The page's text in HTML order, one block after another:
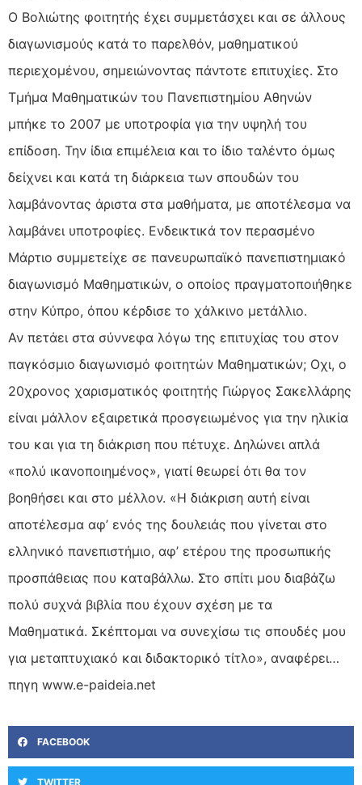
Ο Βολιώτης φοιτητής έχει συμμετάσχει και σε άλλους
διαγωνισμούς κατά το παρελθόν, μαθηματικού
περιεχομένου, σημειώνοντας πάντοτε επιτυχίες. Στο
Τμήμα Μαθηματικών του Πανεπιστημίου Αθηνών
μπήκε το 2007 με υποτροφία για την υψηλή του
επίδοση. Την ίδια επιμέλεια και το ίδιο ταλέντο όμως
δείχνει και κατά τη διάρκεια των σπουδών του
λαμβάνοντας άριστα στα μαθήματα, με αποτέλεσμα να
λαμβάνει υποτροφίες. Ενδεικτικά τον περασμένο
Μάρτιο συμμετείχε σε πανευρωπαϊκό πανεπιστημιακό
διαγωνισμό Μαθηματικών, ο οποίος πραγματοποιήθηκε
στην Κύπρο, όπου κέρδισε το χάλκινο μετάλλιο.
Αν πετάει στα σύννεφα λόγω της επιτυχίας του στον
παγκόσμιο διαγωνισμό φοιτητών Μαθηματικών; Οχι, ο
20χρονος χαρισματικός φοιτητής Γιώργος Σακελλάρης
είναι μάλλον εξαιρετικά προσγειωμένος για την ηλικία
του και για τη διάκριση που πέτυχε. Δηλώνει απλά
«πολύ ικανοποιημένος», γιατί θεωρεί ότι θα τον
βοηθήσει και στο μέλλον. «Η διάκριση αυτή είναι
αποτέλεσμα αφ’ ενός της δουλειάς που γίνεται στο
ελληνικό πανεπιστήμιο, αφ’ ετέρου της προσωπικής
προσπάθειας που καταβάλλω. Στο σπίτι μου διαβάζω
πολύ συχνά βιβλία που έχουν σχέση με τα
Μαθηματικά. Σκέπτομαι να συνεχίσω τις σπουδές μου
για μεταπτυχιακό και διδακτορικό τίτλο», αναφέρει…
πηγη www.e-paideia.net
FACEBOOK
TWITTER